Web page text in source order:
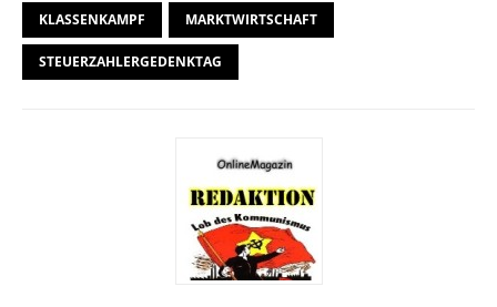
KLASSENKAMPF MARKTWIRTSCHAFT
STEUERZAHLERGEDENKTAG